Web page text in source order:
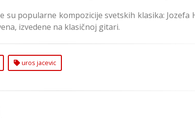
su popularne kompozicije svetskih klasika: Jozefa
izvedene na klasičnoj gitari.
uros jacevic